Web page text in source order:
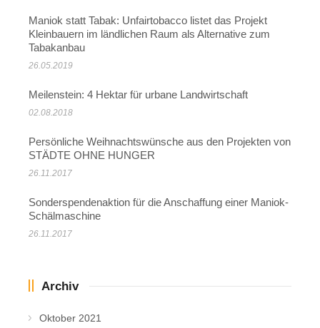
Maniok statt Tabak: Unfairtobacco listet das Projekt
Kleinbauern im ländlichen Raum als Alternative zum
Tabakanbau
26.05.2019
Meilenstein: 4 Hektar für urbane Landwirtschaft
02.08.2018
Persönliche Weihnachtswünsche aus den Projekten von
STÄDTE OHNE HUNGER
26.11.2017
Sonderspendenaktion für die Anschaffung einer Maniok-
Schälmaschine
26.11.2017
Archiv
Oktober 2021